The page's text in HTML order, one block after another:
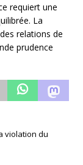
requiert une
La
relations de
prudence
violation du